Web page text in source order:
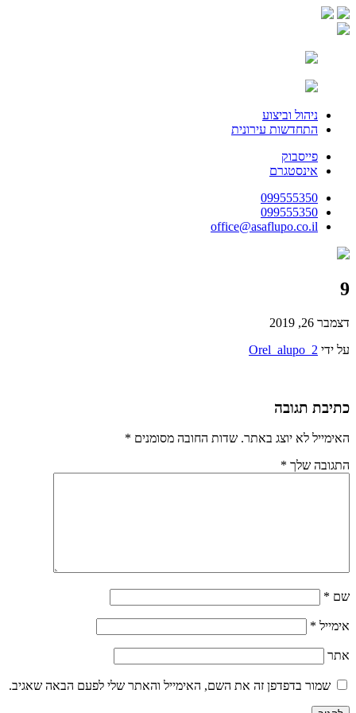
ניהול וביצוע
התחדשות עירונית
פייסבוק
אינסטגרם
099555350
099555350
office@asaflupo.co.il
9
דצמבר 26, 2019
על ידי Orel_alupo_2
כתיבת תגובה
האימייל לא יוצג באתר. שדות החובה מסומנים *
התגובה שלך *
שם *
אימייל *
אתר
שמור בדפדפן זה את השם, האימייל והאתר שלי לפעם הבאה שאגיב.